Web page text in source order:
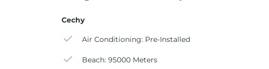
Cechy
Air Conditioning: Pre-Installed
Beach: 95000 Meters